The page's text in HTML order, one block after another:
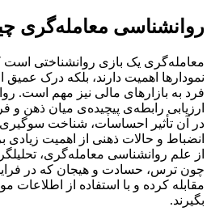
روانشناسی معامله‌گری
معامله‌گری یک بازی روانشناختی است
نمودارها اهمیت دارند، بلکه درک
فرد به بازارهای مالی نیز مهم است.
ارزیابی رابطه‌ی پیچیده‌ی میان ذهن و
در آن تأثیر احساسات، شناخت
انضباط و حالات ذهنی از اهمیت زیادی
از علم روانشناسی معامله‌گری،
چون ترس، حسادت و هیجان که در
مقابله کرده و با استفاده از اطلاعات
بگیرند.